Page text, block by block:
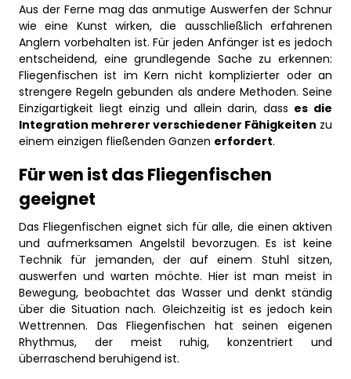
Aus der Ferne mag das anmutige Auswerfen der Schnur
wie eine Kunst wirken, die ausschließlich erfahrenen
Anglern vorbehalten ist. Für jeden Anfänger ist es jedoch
entscheidend, eine grundlegende Sache zu erkennen:
Fliegenfischen ist im Kern nicht komplizierter oder an
strengere Regeln gebunden als andere Methoden. Seine
Einzigartigkeit liegt einzig und allein darin, dass es die
Integration mehrerer verschiedener Fähigkeiten zu
einem einzigen fließenden Ganzen erfordert.
Für wen ist das Fliegenfischen
geeignet
Das Fliegenfischen eignet sich für alle, die einen aktiven
und aufmerksamen Angelstil bevorzugen. Es ist keine
Technik für jemanden, der auf einem Stuhl sitzen,
auswerfen und warten möchte. Hier ist man meist in
Bewegung, beobachtet das Wasser und denkt ständig
über die Situation nach. Gleichzeitig ist es jedoch kein
Wettrennen. Das Fliegenfischen hat seinen eigenen
Rhythmus, der meist ruhig, konzentriert und
überraschend beruhigend ist.